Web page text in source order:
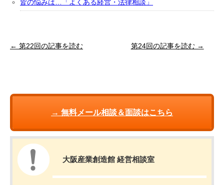
皆の悩みは…「よくある経営・法律相談」
← 第22回の記事を読む 第24回の記事を読む →
→ 無料メール相談＆面談はこちら
大阪産業創造館 経営相談室